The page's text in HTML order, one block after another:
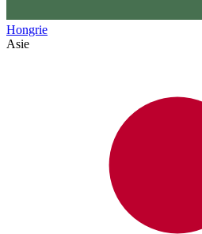
Hongrie
Asie